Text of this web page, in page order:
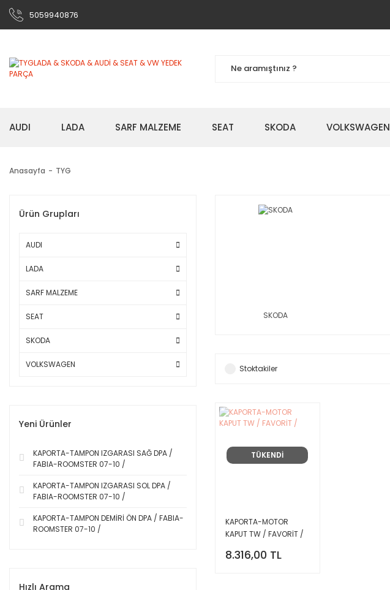
5059940876
AUDI LADA SARF MALZEME SEAT SKODA VOLKSWAGEN
Anasayfa TYG
Ürün Grupları
AUDI
LADA
SARF MALZEME
SEAT
SKODA
VOLKSWAGEN
Yeni Ürünler
KAPORTA-TAMPON IZGARASI SAĞ DPA /
FABIA-ROOMSTER 07-10 /
KAPORTA-TAMPON IZGARASI SOL DPA /
FABIA-ROOMSTER 07-10 /
KAPORTA-TAMPON DEMİRİ ÖN DPA / FABIA-
ROOMSTER 07-10 /
Hızlı Arama
SKODA
Stoktakiler
TÜKENDİ
KAPORTA-MOTOR
KAPUT TW / FAVORİT /
8.316,00 TL